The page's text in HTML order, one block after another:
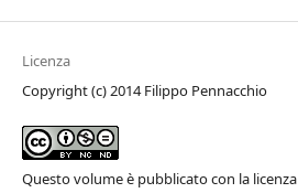
Licenza
Copyright (c) 2014 Filippo Pennacchio
Questo volume è pubblicato con la licenza